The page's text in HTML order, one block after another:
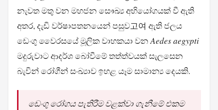
නැවත මතු වන මහජන සෞඛ්‍ය අභියෝගයක් වී ඇති
අතර, දැඩි වර්ෂාපතනයෙන් පසුව고여 ඇති ජලය
ඩෙංගු වෛරසයේ මූලික වාහකයා වනAedes aegypti
මදුරුවාට ආදර්ශ බෝවීමේ තත්ත්වයක් සැලසෙන
බැවින් රෝගීන් සංඛ්‍යාව ඉහළ යෑම සාමාන්‍ය දෙයකි.
ඩෙංගු රෝගය පැතිරීම වළක්වා ගැනීමේ එකම